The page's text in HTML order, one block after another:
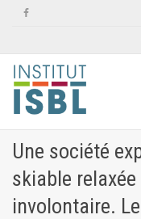
Une société
skiable
involontaire.